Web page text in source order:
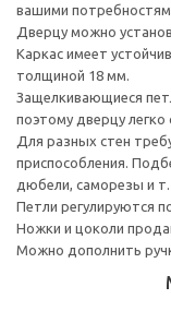
вашими
Дверцу можно
Каркас имеет
толщиной 18 мм.
Защелкивающиеся
поэтому дверцу легко
Для разных стен
приспособления.
дюбели, саморезы и т.
Петли регулируются
Ножки и цоколи
Можно дополнить